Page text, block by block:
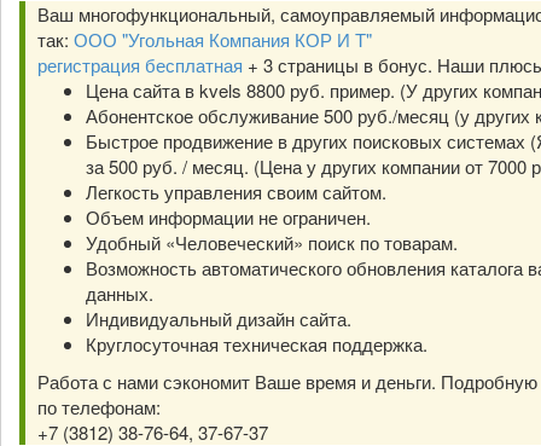
Ваш многофункциональный, самоуправляемый
так: ООО "Угольная Компания КОР И Т"
регистрация бесплатная + 3 страницы в бонус. Наши
Цена сайта в kvels 8800 руб. пример. (У других
Абонентское обслуживание 500 руб./месяц (у других
Быстрое продвижение в других поисковых системах
за 500 руб. / месяц. (Цена у других компании от 7000
Легкость управления своим сайтом.
Объем информации не ограничен.
Удобный «Человеческий» поиск по товарам.
Возможность автоматического обновления каталога
данных.
Индивидуальный дизайн сайта.
Круглосуточная техническая поддержка.
Работа с нами сэкономит Ваше время и деньги.
по телефонам:
+7 (3812) 38-76-64, 37-67-37